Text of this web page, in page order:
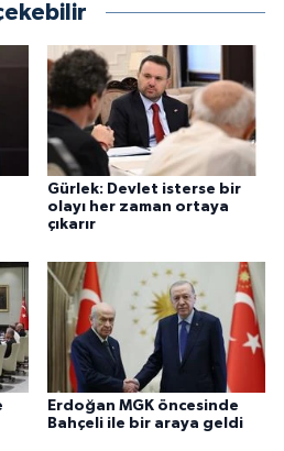
Gürlek: Devlet isterse bir
olayı her zaman ortaya
çıkarır
Erdoğan MGK öncesinde
Bahçeli ile bir araya geldi